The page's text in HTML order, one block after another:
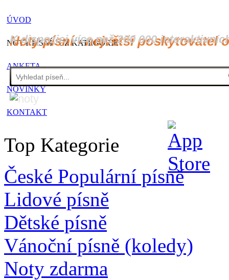
ÚVOD
NOTY PÍSNÍ - CZ KATEGORIE
ANKETA
NOVINKY
KONTAKT
Noty písní - největší poskytovatel
K dispozici více než 200 000
Top Kategorie
České Populární písně
Lidové písně
Dětské písně
Vánoční písně (koledy)
Noty zdarma